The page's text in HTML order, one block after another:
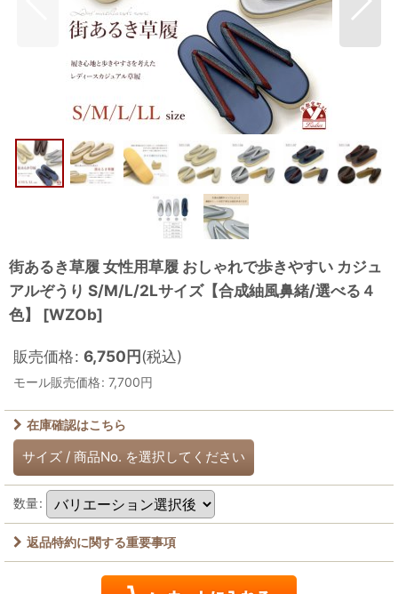
街あるき草履 女性用草履 おしゃれで歩きやすい カジュ
アルぞうり S/M/L/2Lサイズ【合成紬風鼻緒/選べる４
色】
[WZOb]
販売価格: 6,750円(税込)
モール販売価格: 7,700円
在庫確認はこちら
サイズ / 商品No. を選択してください
数量:
返品特約に関する重要事項